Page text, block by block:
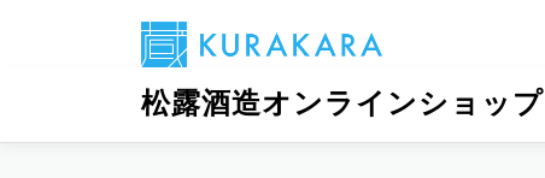
テ
松露酒造オンラインショップ